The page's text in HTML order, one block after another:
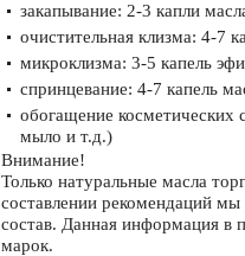
закапывание: 2-3 капли
очистительная клизма: 4-7
микроклизма: 3-5 капель
спринцевание: 4-7 капель
обогащение косметических
мыло и т.д.)
Внимание!
Только натуральные масла
составлении рекомендаций
состав. Данная информация в
марок.